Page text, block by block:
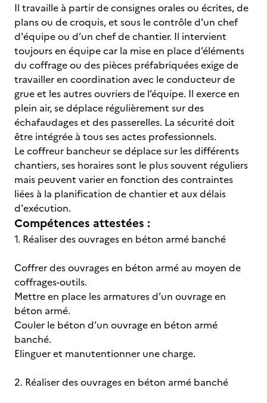
Il travaille à partir de consignes orales ou écrites, de
plans ou de croquis, et sous le contrôle d'un chef
d'équipe ou d’un chef de chantier. Il intervient
toujours en équipe car la mise en place d’éléments
du coffrage ou des pièces préfabriquées exige de
travailler en coordination avec le conducteur de
grue et les autres ouvriers de l’équipe. Il exerce en
plein air, se déplace régulièrement sur des
échafaudages et des passerelles. La sécurité doit
être intégrée à tous ses actes professionnels.
Le coffreur bancheur se déplace sur les différents
chantiers, ses horaires sont le plus souvent réguliers
mais peuvent varier en fonction des contraintes
liées à la planification de chantier et aux délais
d'exécution.
Compétences attestées :
1. Réaliser des ouvrages en béton armé banché
Coffrer des ouvrages en béton armé au moyen de
coffrages-outils.
Mettre en place les armatures d’un ouvrage en
béton armé.
Couler le béton d’un ouvrage en béton armé
banché.
Elinguer et manutentionner une charge.
2. Réaliser des ouvrages en béton armé banché